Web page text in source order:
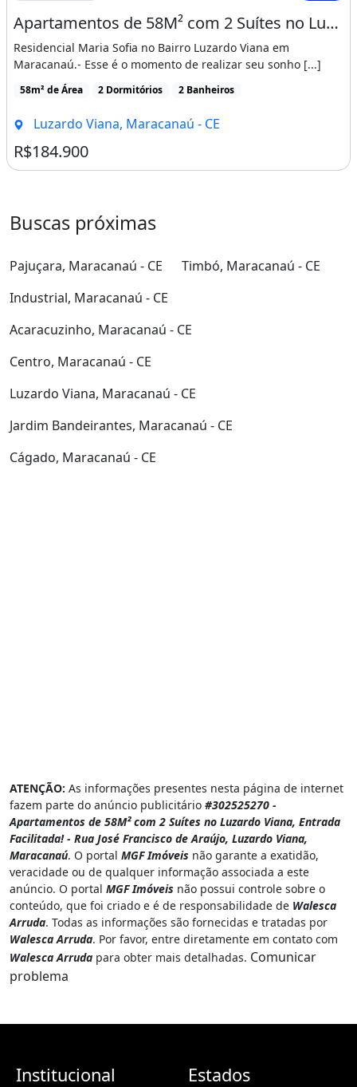
Apartamentos de 58M² com 2 Suítes no Luzardo Viana, Entrada Facilitada!
Residencial Maria Sofia no Bairro Luzardo Viana em
Maracanaú.- Esse é o momento de realizar seu sonho [...]
58m² de Área 2 Dormitórios 2 Banheiros
Luzardo Viana, Maracanaú - CE
R$184.900
Buscas próximas
Pajuçara, Maracanaú - CE
Timbó, Maracanaú - CE
Industrial, Maracanaú - CE
Acaracuzinho, Maracanaú - CE
Centro, Maracanaú - CE
Luzardo Viana, Maracanaú - CE
Jardim Bandeirantes, Maracanaú - CE
Cágado, Maracanaú - CE
ATENÇÃO: As informações presentes nesta página de internet
fazem parte do anúncio publicitário #302525270 -
Apartamentos de 58M² com 2 Suítes no Luzardo Viana, Entrada
Facilitada! - Rua José Francisco de Araújo, Luzardo Viana,
Maracanaú. O portal MGF Imóveis não garante a exatidão,
veracidade ou de qualquer informação associada a este
anúncio. O portal MGF Imóveis não possui controle sobre o
conteúdo, que foi criado e é de responsabilidade de Walesca
Arruda. Todas as informações são fornecidas e tratadas por
Walesca Arruda. Por favor, entre diretamente em contato com
Walesca Arruda para obter mais detalhadas. Comunicar
problema
Institucional Estados